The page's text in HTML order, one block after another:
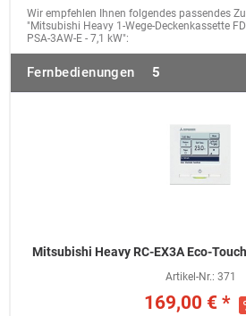
Wir empfehlen Ihnen folgendes passendes
"Mitsubishi Heavy 1-Wege-Deckenkassette
PSA-3AW-E - 7,1 kW":
Fernbedienungen 5
Mitsubishi Heavy RC-EX3A Eco-
Artikel-Nr.: 371
169,00 € *